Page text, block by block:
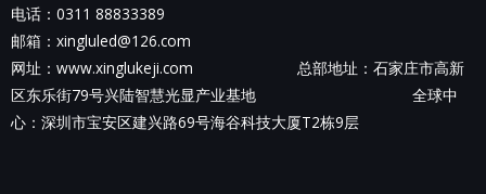
电话：0311 88833389
邮箱：xingluled@126.com
网址：www.xinglukeji.com 总部地址： 石家庄市高新
区东乐街79号兴陆智慧光显产业基地 全球中
心：深圳市宝安区建兴路69号海谷科技大厦T2栋9层